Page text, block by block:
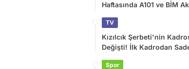
Haftasında A101 ve BİM
TV
Kızılcık Şerbeti'nin
Değişti! İlk Kadrodan
Spor